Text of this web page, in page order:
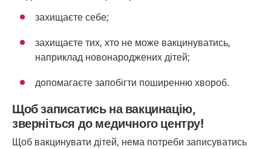
захищаєте себе;
захищаєте тих, хто не може вакцинуватись,
наприклад новонароджених дітей;
допомагаєте запобігти поширенню хвороб.
Щоб записатись на вакцинацію,
зверніться до медичного центру!
Щоб вакцинувати дітей, нема потреби записуватись